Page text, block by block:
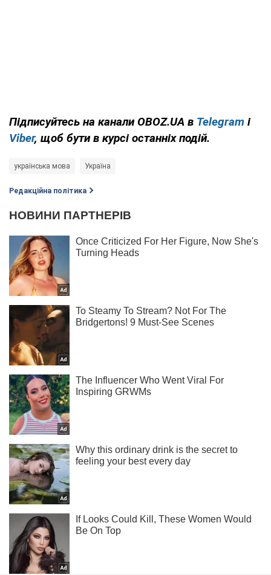
Підписуйтесь на канали OBOZ.UA в Telegram і
Viber, щоб бути в курсі останніх подій.
українська мова Україна
Редакційна політика